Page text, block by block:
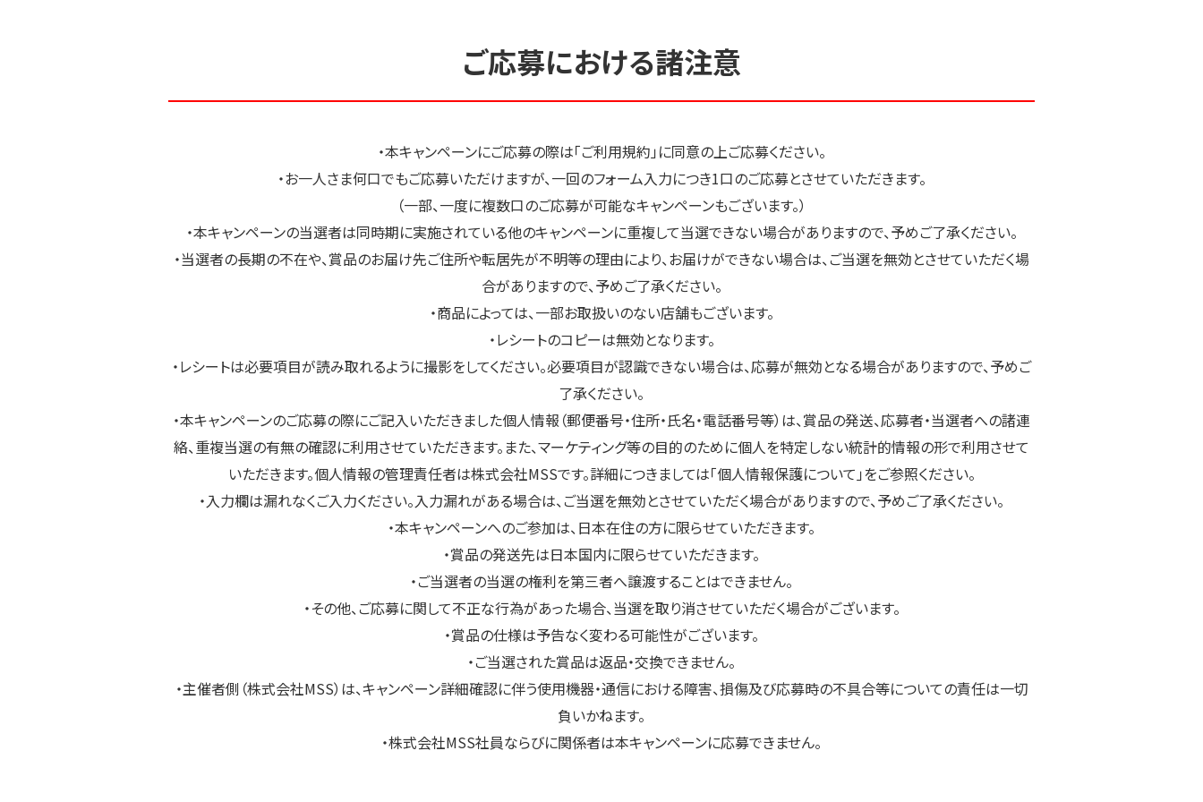
ご応募における諸注意
・本キャンペーンにご応募の際は「ご利用規約」に同意の上ご応募ください。
・お一人さま何口でもご応募いただけますが、一回のフォーム入力につき1口のご応募とさせていただきます。
（一部、一度に複数口のご応募が可能なキャンペーンもございます。）
・本キャンペーンの当選者は同時期に実施されている他のキャンペーンに重複して当選できない場合がありますので、予めご了承ください。
・当選者の長期の不在や、賞品のお届け先ご住所や転居先が不明等の理由により、お届けができない場合は、ご当選を無効とさせていただく場
合がありますので、予めご了承ください。
・商品によっては、一部お取扱いのない店舗もございます。
・レシートのコピーは無効となります。
・レシートは必要項目が読み取れるように撮影をしてください。必要項目が認識できない場合は、応募が無効となる場合がありますので、予めご
了承ください。
・本キャンペーンのご応募の際にご記入いただきました個人情報（郵便番号・住所・氏名・電話番号等）は、賞品の発送、応募者・当選者への諸連
絡、重複当選の有無の確認に利用させていただきます。また、マーケティング等の目的のために個人を特定しない統計的情報の形で利用させて
いただきます。個人情報の管理責任者は株式会社MSSです。詳細につきましては「個人情報保護について」をご参照ください。
・入力欄は漏れなくご入力ください。入力漏れがある場合は、ご当選を無効とさせていただく場合がありますので、予めご了承ください。
・本キャンペーンへのご参加は、日本在住の方に限らせていただきます。
・賞品の発送先は日本国内に限らせていただきます。
・ご当選者の当選の権利を第三者へ譲渡することはできません。
・その他、ご応募に関して不正な行為があった場合、当選を取り消させていただく場合がございます。
・賞品の仕様は予告なく変わる可能性がございます。
・ご当選された賞品は返品・交換できません。
・主催者側（株式会社MSS）は、キャンペーン詳細確認に伴う使用機器・通信における障害、損傷及び応募時の不具合等についての責任は一切
負いかねます。
・株式会社MSS社員ならびに関係者は本キャンペーンに応募できません。